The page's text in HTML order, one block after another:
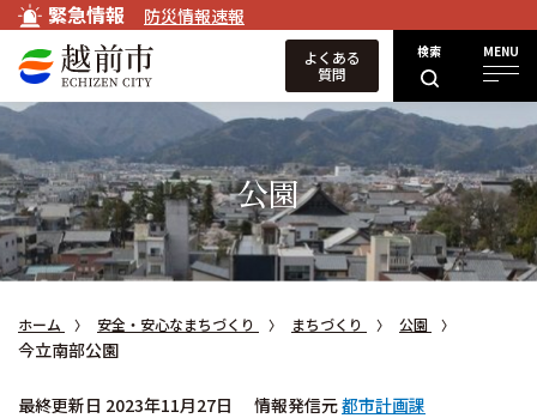
緊急情報 防災情報速報
検索 MENU
よくある
質問
公園
ホーム 安全・安心なまちづくり まちづくり 公園
今立南部公園
最終更新日 2023年11月27日 情報発信元都市計画課